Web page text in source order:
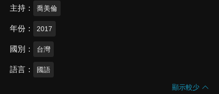
主持 喬美倫
年份 2017
國別 台灣
語言 國語
顯示較少